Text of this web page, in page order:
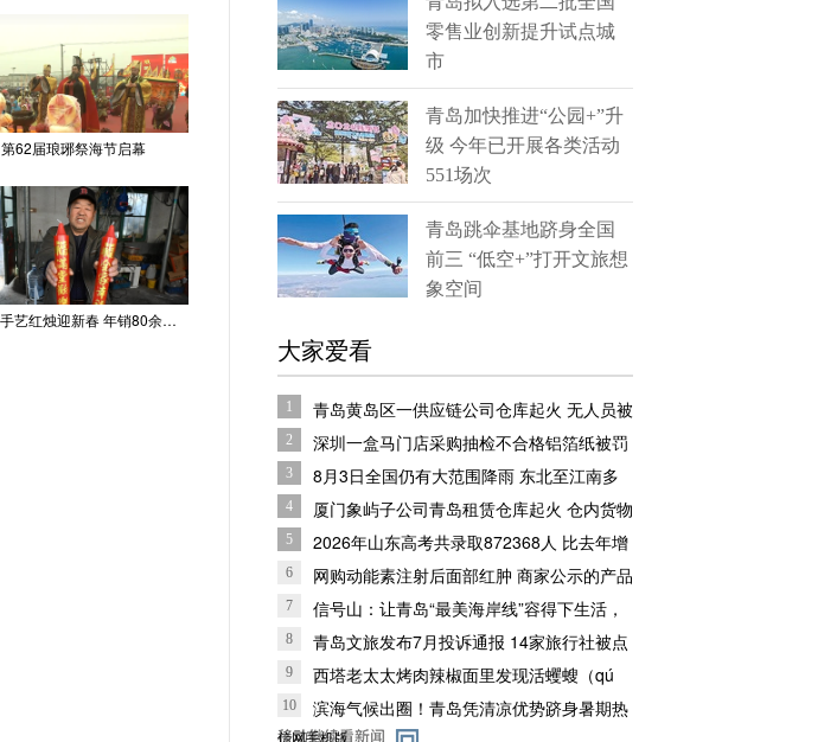
第62届琅琊祭海节启幕
即墨老手艺红烛迎新春 年销80余吨供不应求
零售业创新提升试点城
市
青岛加快推进“公园+”升
级 今年已开展各类活动
551场次
青岛跳伞基地跻身全国
前三 “低空+”打开文旅想
象空间
大家爱看
1
青岛黄岛区一供应链公司仓库起火 无人员被
困和伤亡
2
深圳一盒马门店采购抽检不合格铝箔纸被罚
企业罚款500元相关责任人罚款50元
3
8月3日全国仍有大范围降雨 东北至江南多
地高温闷热持续
4
厦门象屿子公司青岛租赁仓库起火 仓内货物
足额投保，理赔工作推进中
5
2026年山东高考共录取872368人 比去年增
加2.7万余人
6
网购动能素注射后面部红肿 商家公示的产品
备案编号张冠李戴且已注销
7
信号山：让青岛“最美海岸线”容得下生活，
也留得住风景
8
青岛文旅发布7月投诉通报 14家旅行社被点
名曝光
9
西塔老太太烤肉辣椒面里发现活蠼螋（qú
sōu） 店方赔了一千元又请顾客再吃一顿
10
滨海气候出圈！青岛凭清凉优势跻身暑期热
门目的地TOP4
信网手机版